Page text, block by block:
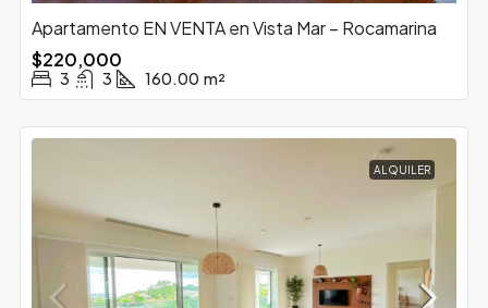
Apartamento EN VENTA en Vista Mar – Rocamarina
$220,000
3 3 160.00 m²
ALQUILER